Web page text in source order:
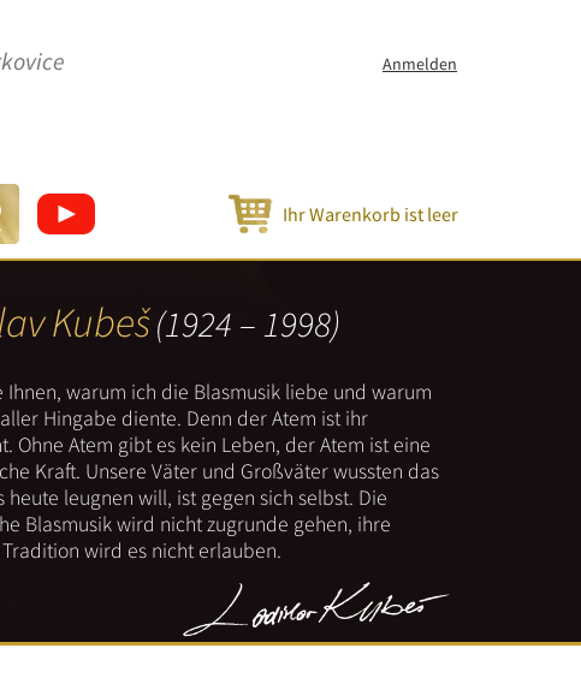
Anmelden
Ihr Warenkorb ist leer
Kubeš(1924 – 1998)
Ihnen, warum ich die Blasmusik liebe und warum
Hingabe diente. Denn der Atem ist ihr
Ohne Atem gibt es kein Leben, der Atem ist eine
Kraft. Unsere Väter und Großväter wussten das
heute leugnen will, ist gegen sich selbst. Die
Blasmusik wird nicht zugrunde gehen, ihre
wird es nicht erlauben.